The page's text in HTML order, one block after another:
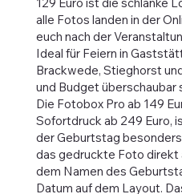
alle Fotos landen in der
euch nach der
Ideal für Feiern in
Brackwede, Stieghorst
und Budget überschaubar
Die Fotobox Pro ab 149
Sofortdruck ab 249 Euro,
der Geburtstag
das gedruckte Foto direkt
dem Namen des
Datum auf dem Layout.